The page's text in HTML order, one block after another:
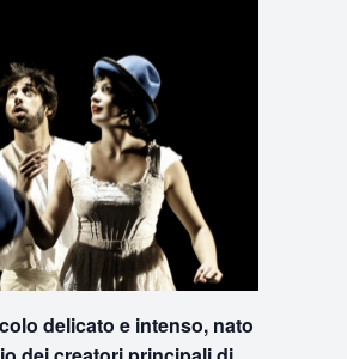
delicato e intenso, nato